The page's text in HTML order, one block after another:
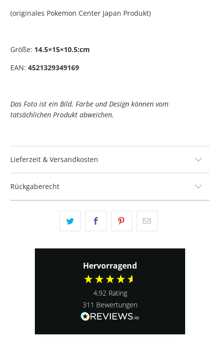
(originales Pokemon Center Japan Produkt)
Größe: 14.5×15×10.5:cm
EAN:4521329349169
Das Foto ist ein Bild. Farbe und Design können vom
tatsächlichen Produkt abweichen.
Lieferzeit & Versandkosten
Rückgaberecht
Hervorragend
4,92 Rating
311 Bewertungen